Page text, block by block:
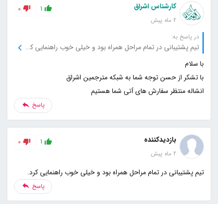
کارشناس اشراق
2 ماه پیش
1
0
در پاسخ به:
تیم پشتیبانی در تمام مراحل همراه بود و خیلی خوب راهنمایی کرد.
انشاله منتظر سفارش های آتی شما هستیم
پاسخ
بازدیدکننده
2 ماه پیش
1
0
تیم پشتیبانی در تمام مراحل همراه بود و خیلی خوب راهنمایی کرد.
پاسخ